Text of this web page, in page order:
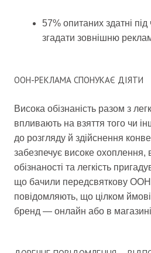
57% опитаних здатні
згадати зовнішню
OOH-РЕКЛАМА СПОНУКАЄ ДІЯТИ
Висока обізнаність разом з
впливають на взяття того чи
до розгляду й здійснення
забезпечує високе охоплення,
обізнаності та легкість
що бачили передсвяткову
повідомляють, що цілком
бренд — онлайн або в